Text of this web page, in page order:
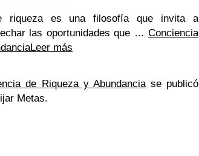
riqueza es una filosofía que invita a
las oportunidades que … Conciencia
Leer más
de Riqueza y Abundanciase publicó
Metas.